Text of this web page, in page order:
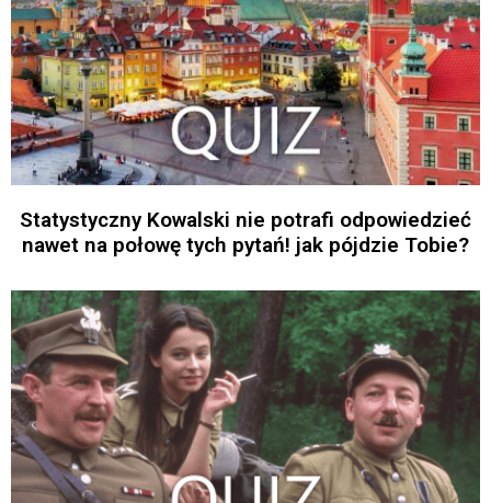
Statystyczny Kowalski nie potrafi odpowiedzieć
nawet na połowę tych pytań! jak pójdzie Tobie?